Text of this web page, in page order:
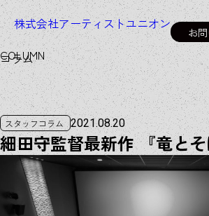
株式会社アーティストユニオン
お
コラム
COLUMN
スタッフコラム 2021.08.20
細田守監督最新作 『竜と